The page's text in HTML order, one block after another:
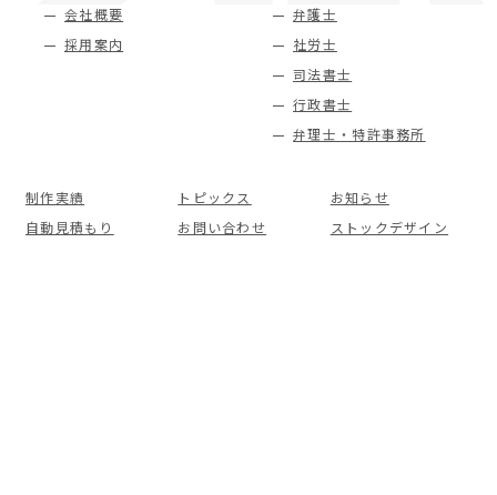
会社概要
採用案内
弁護士
社労士
司法書士
行政書士
弁理士・特許事務所
制作実績 トピックス
お知らせ
自動見積もり
お問い合わせ ストックデザイン